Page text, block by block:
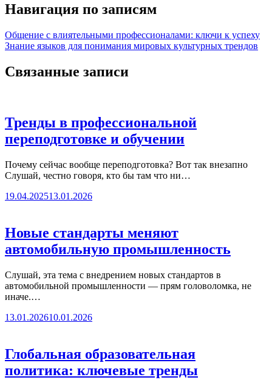
Навигация по записям
Общение с влиятельными профессионалами: ключи к успеху
Знание языков для понимания мировых культурных трендов
Связанные записи
Тренды в профессиональной
переподготовке и обучении
Почему сейчас вообще переподготовка? Вот так внезапно
Слушай, честно говоря, кто бы там что ни…
19.04.202513.01.2026
Новые стандарты меняют
автомобильную промышленность
Слушай, эта тема с внедрением новых стандартов в
автомобильной промышленности — прям головоломка, не
иначе.…
13.01.202610.01.2026
Глобальная образовательная
политика: ключевые тренды